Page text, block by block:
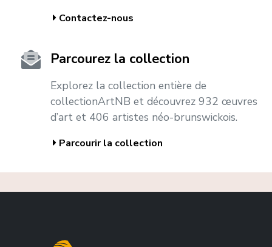
Contactez-nous
Parcourez la collection
Explorez la collection entière de
collectionArtNB et découvrez 932 œuvres
d’art et 406 artistes néo-brunswickois.
Parcourir la collection